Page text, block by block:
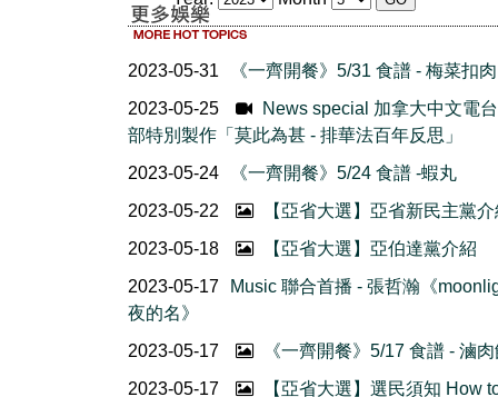
2023-05-31
《一齊開餐》5/31 食譜 - 梅菜扣肉
2023-05-25
News special 加拿大中文電
部特別製作「莫此為甚 - 排華法百年反思」
2023-05-24
《一齊開餐》5/24 食譜 -蝦丸
2023-05-22
【亞省大選】亞省新民主黨
2023-05-18
【亞省大選】亞伯達黨介紹
2023-05-17
Music 聯合首播 - 張哲瀚《
夜的名》
2023-05-17
《一齊開餐》5/17 食譜 - 滷
2023-05-17
【亞省大選】選民須知 How